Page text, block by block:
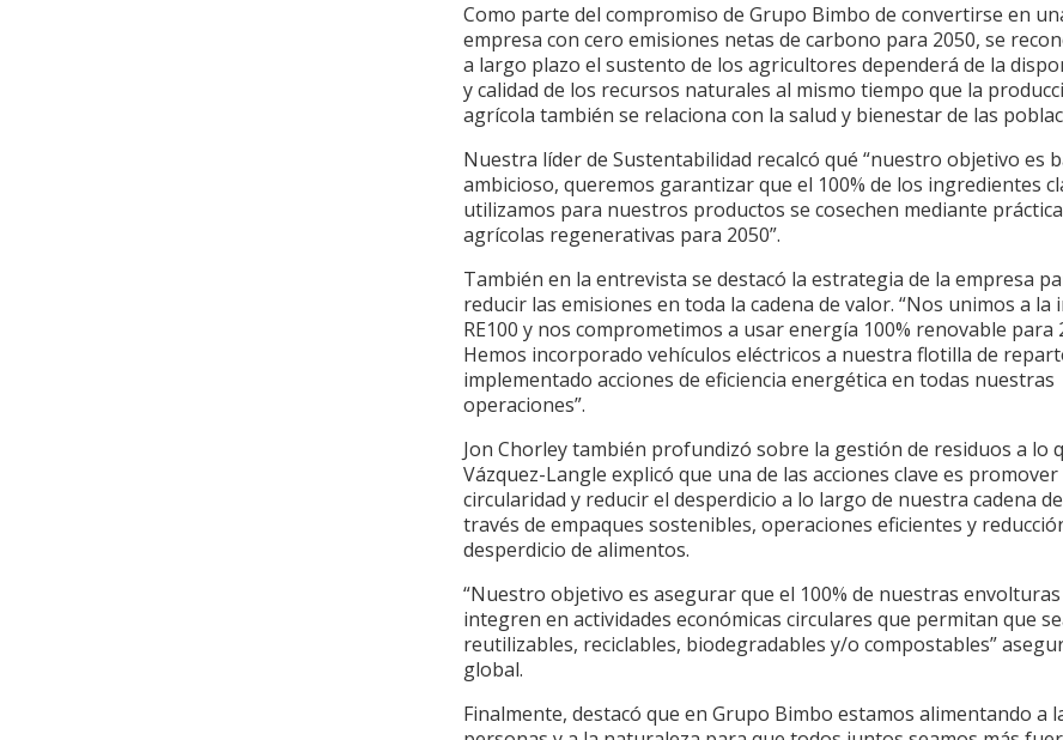
Como parte del compromiso de Grupo Bimbo de convertirse en
empresa con cero emisiones netas de carbono para 2050, se
a largo plazo el sustento de los agricultores dependerá de la
y calidad de los recursos naturales al mismo tiempo que la
agrícola también se relaciona con la salud y bienestar de las
Nuestra líder de Sustentabilidad recalcó qué “nuestro objetivo es
ambicioso, queremos garantizar que el 100% de los ingredientes
utilizamos para nuestros productos se cosechen mediante
agrícolas regenerativas para 2050”.
También en la entrevista se destacó la estrategia de la empresa
reducir las emisiones en toda la cadena de valor. “Nos unimos a la
RE100 y nos comprometimos a usar energía 100% renovable para
Hemos incorporado vehículos eléctricos a nuestra flotilla de
implementado acciones de eficiencia energética en todas nuestras
operaciones”.
Jon Chorley también profundizó sobre la gestión de residuos a lo
Vázquez-Langle explicó que una de las acciones clave es promover
circularidad y reducir el desperdicio a lo largo de nuestra cadena
través de empaques sostenibles, operaciones eficientes y
desperdicio de alimentos.
“Nuestro objetivo es asegurar que el 100% de nuestras envolturas
integren en actividades económicas circulares que permitan que
reutilizables, reciclables, biodegradables y/o compostables”
global.
Finalmente, destacó que en Grupo Bimbo estamos alimentando a